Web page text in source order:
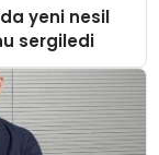
yeni nesil
sergiledi